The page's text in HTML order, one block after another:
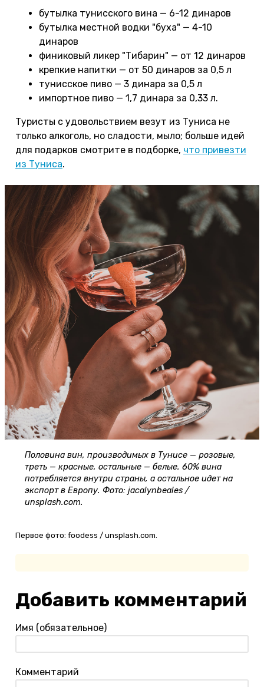
бутылка тунисского вина — 6-12 динаров
бутылка местной водки "буха" — 4-10
динаров
финиковый ликер "Тибарин" — от 12 динаров
крепкие напитки — от 50 динаров за 0,5 л
тунисское пиво — 3 динара за 0,5 л
импортное пиво — 1,7 динара за 0,33 л.
Туристы с удовольствием везут из Туниса не
только алкоголь, но сладости, мыло; больше идей
для подарков смотрите в подборке, что привезти
из Туниса.
Половина вин, производимых в Тунисе — розовые,
треть — красные, остальные — белые. 60% вина
потребляется внутри страны, а остальное идет на
экспорт в Европу. Фото: jacalynbeales /
unsplash.com.
Первое фото: foodess / unsplash.com.
Добавить комментарий
Имя (обязательное)
Комментарий